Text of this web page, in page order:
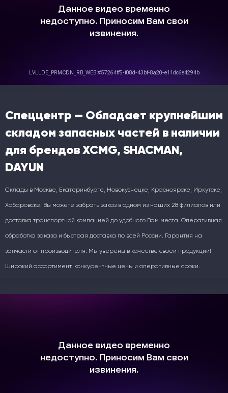
Спеццентр — Обладает крупнейшим
складом запасных частей в наличии
для брендов XCMG, SHACMAN,
DAYUN
Склады в Москве, Екатеринбурге, Новокузнецке, Красноярске, Иркутске,
Хабаровске. Вы можете забрать заказ в одном из наших 28 филиалов или
доставка транспортной компанией до удобного Вам места. Оперативная
обработка заказа и быстрая доставка по всей России. Гарантия на
запчасти от производителя: Мы уверены в качестве своей продукции!
Широкий ассортимент, конкурентные цены и оперативные сроки.